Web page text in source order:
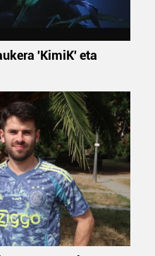
'KimiK' eta